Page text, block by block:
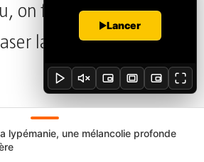
on finit par s’y brûler
la paille de la
douloureux qui ont
consultations
lypémanie, une mélancolie profonde
Lancer